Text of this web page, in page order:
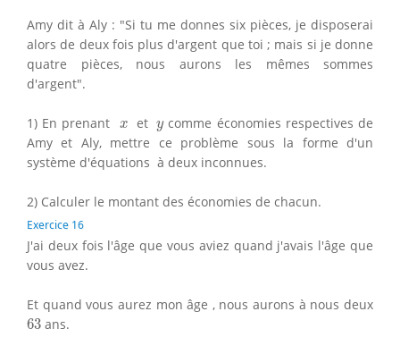
Amy dit à Aly : "Si tu me donnes six pièces, je disposerai
alors de deux fois plus d'argent que toi ; mais si je donne
quatre pièces, nous aurons les mêmes sommes
d'argent".
1) En prenant x
x et y
ycomme économies respectives de
Amy et Aly, mettre ce problème sous la forme d'un
système d'équations à deux inconnues.
2) Calculer le montant des économies de chacun.
Exercice 16
J'ai deux fois l'âge que vous aviez quand j'avais l'âge que
vous avez.
Et quand vous aurez mon âge , nous aurons à nous deux
63
63 ans.